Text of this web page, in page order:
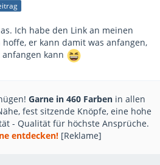
Ich habe den Link an meinen
er kann damit was anfangen,
kann
Garne in 460 Farben in allen
fest sitzende Knöpfe, eine hohe
- Qualität für höchste Ansprüche.
entdecken! [Reklame]